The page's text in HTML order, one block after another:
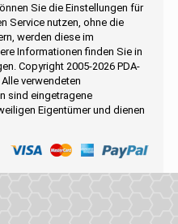
Sie die Einstellungen für
Service nutzen, ohne die
werden diese im
Informationen finden Sie in
Copyright 2005-2026 PDA-
verwendeten
sind eingetragene
Eigentümer und dienen